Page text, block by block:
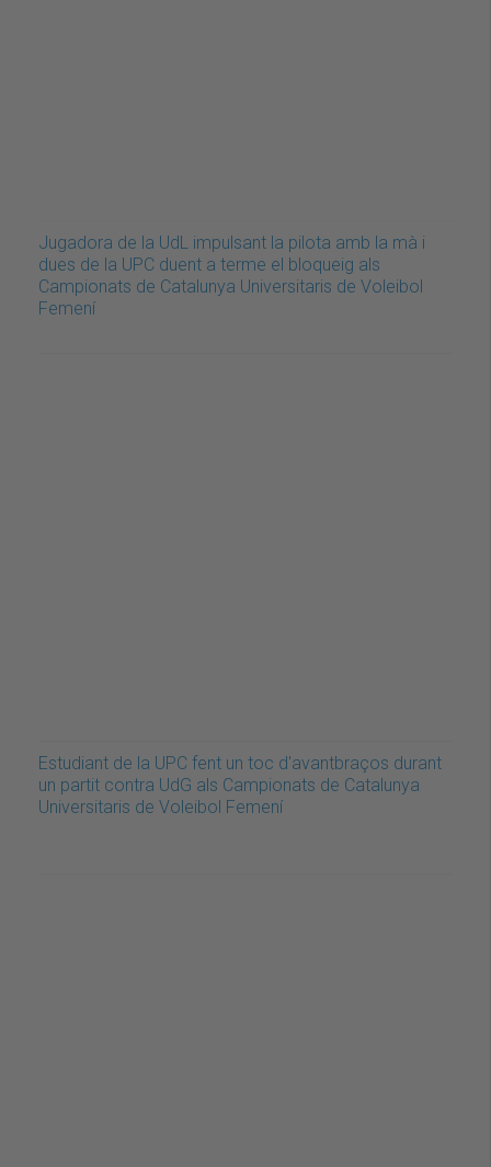
Jugadora de la UdL impulsant la pilota amb la mà i
dues de la UPC duent a terme el bloqueig als
Campionats de Catalunya Universitaris de Voleibol
Femení
Estudiant de la UPC fent un toc d'avantbraços durant
un partit contra UdG als Campionats de Catalunya
Universitaris de Voleibol Femení